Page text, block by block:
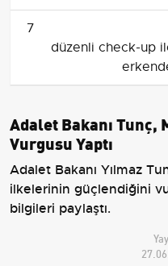
7
düzenli check-up
Adalet Bakanı
Vurgusu Yaptı
Adalet Bakanı Yılmaz
ilkelerinin güçlendiğini
bilgileri paylaştı.